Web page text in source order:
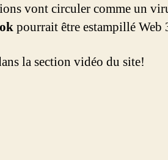
vont circuler comme un
pourrait être estampillé Web
la section vidéo du site!